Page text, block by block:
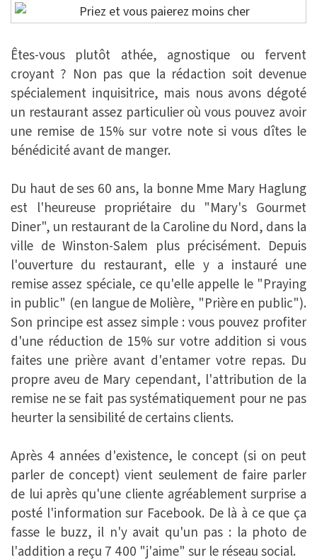
Êtes-vous plutôt athée, agnostique ou fervent
croyant ? Non pas que la rédaction soit devenue
spécialement inquisitrice, mais nous avons dégoté
un restaurant assez particulier où vous pouvez avoir
une remise de 15% sur votre note si vous dîtes le
bénédicité avant de manger.
Du haut de ses 60 ans, la bonne Mme Mary Haglung
est l'heureuse propriétaire du "Mary's Gourmet
Diner", un restaurant de la Caroline du Nord, dans la
ville de Winston-Salem plus précisément. Depuis
l'ouverture du restaurant, elle y a instauré une
remise assez spéciale, ce qu'elle appelle le "Praying
in public" (en langue de Molière, "Prière en public").
Son principe est assez simple : vous pouvez profiter
d'une réduction de 15% sur votre addition si vous
faites une prière avant d'entamer votre repas. Du
propre aveu de Mary cependant, l'attribution de la
remise ne se fait pas systématiquement pour ne pas
heurter la sensibilité de certains clients.
Après 4 années d'existence, le concept (si on peut
parler de concept) vient seulement de faire parler
de lui après qu'une cliente agréablement surprise a
posté l'information sur Facebook. De là à ce que ça
fasse le buzz, il n'y avait qu'un pas : la photo de
l'addition a reçu 7 400 "j'aime" sur le réseau social.